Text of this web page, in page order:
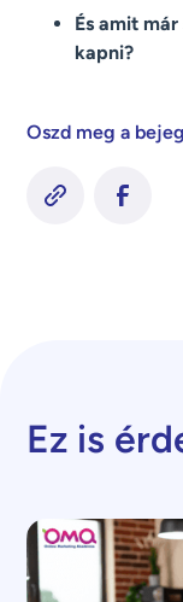
És amit
kapni?
Oszd meg a
Ez is